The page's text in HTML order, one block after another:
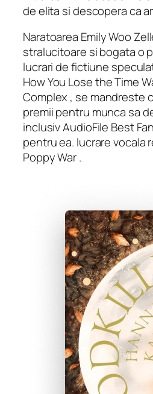
de elita si descopera ca
Naratoarea Emily Woo
stralucitoare si bogata o
lucrari de fictiune
How You Lose the Time
Complex , se mandreste
premii pentru munca sa
inclusiv AudioFile Best
pentru ea. lucrare vocala
Poppy War.